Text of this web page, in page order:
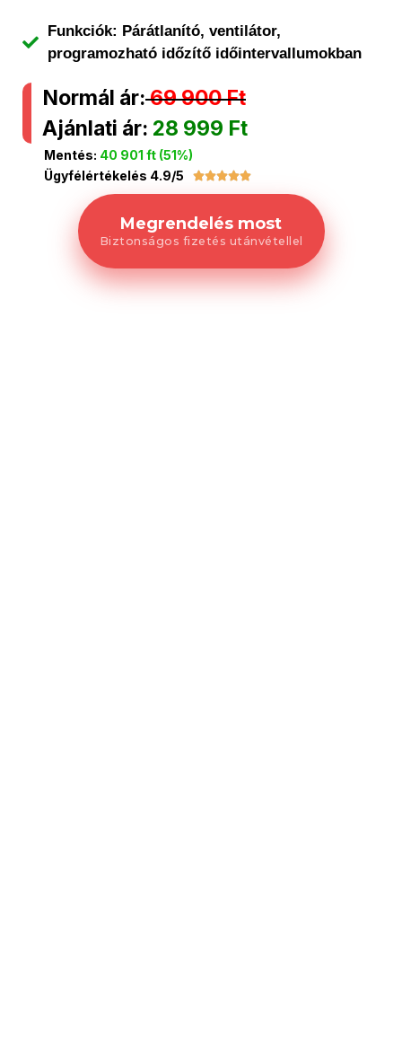
Funkciók: Párátlanító, ventilátor,
programozható időzítő időintervallumokban
Normál ár:69 900 Ft
Ajánlati ár: 28 999 Ft
Mentés: 40 901 ft (51%)
Ügyfélértékelés 4.9/5

Megrendelés most
Biztonságos fizetés utánvétellel